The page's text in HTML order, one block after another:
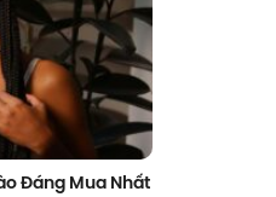
Đáng Mua Nhất